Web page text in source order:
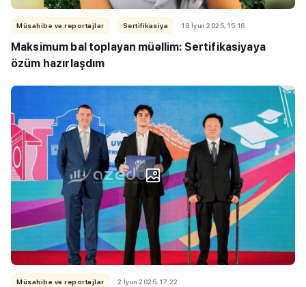
Müsahibə və reportajlar Sertifikasiya 18 İyun 2025, 15:16
Maksimum bal toplayan müəllim: Sertifikasiyaya
özüm hazırlaşdım
Müsahibə və reportajlar 2 İyun 2025, 17:22